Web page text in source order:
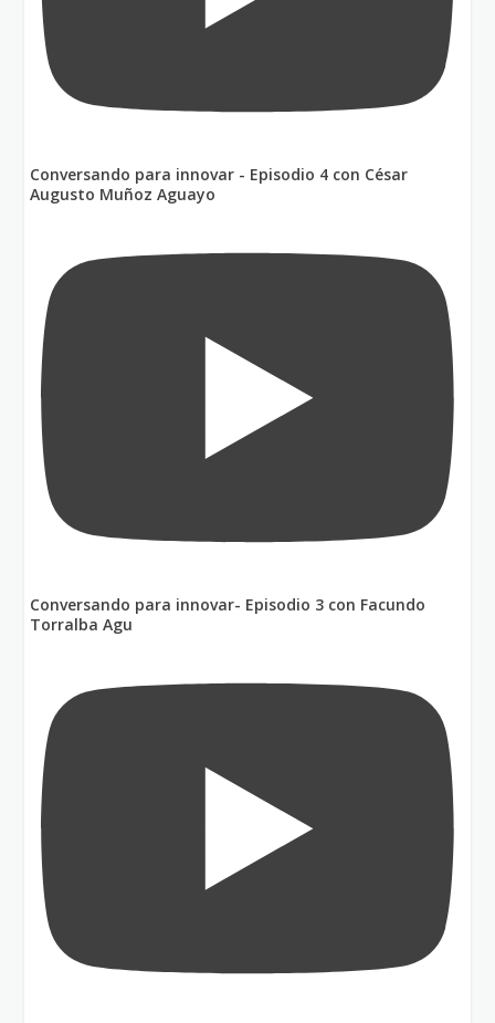
Conversando para innovar - Episodio 4 con César
Augusto Muñoz Aguayo
Conversando para innovar- Episodio 3 con Facundo
Torralba Agu